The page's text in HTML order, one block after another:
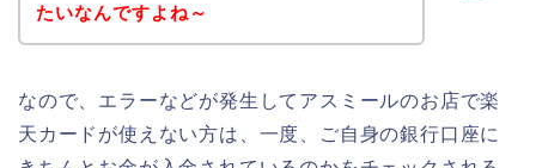
たいなんですよね～
なので、エラーなどが発生してアスミールのお店で楽
天カードが使えない方は、一度、ご自身の銀行口座に